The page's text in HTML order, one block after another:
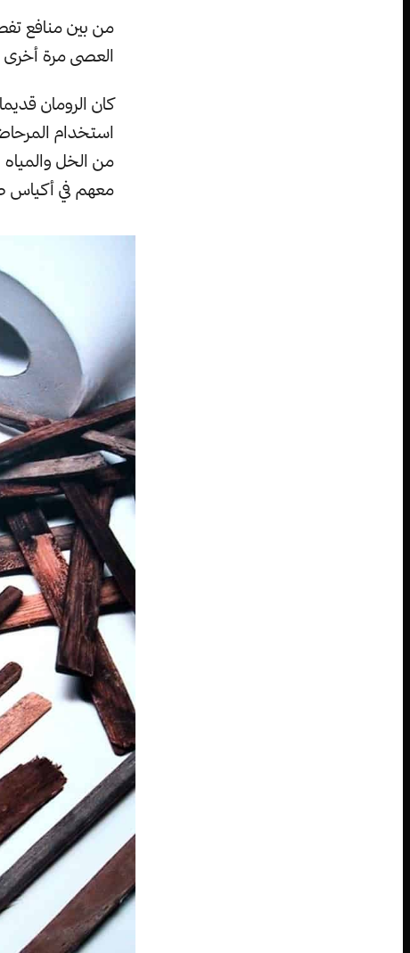
من بين منافع
العصى مرة
كان الرومان
استخدام
من الخل
معهم في أكياس